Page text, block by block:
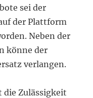
sei der
der Plattform
Neben der
könne der
verlangen.
die Zulässigkeit